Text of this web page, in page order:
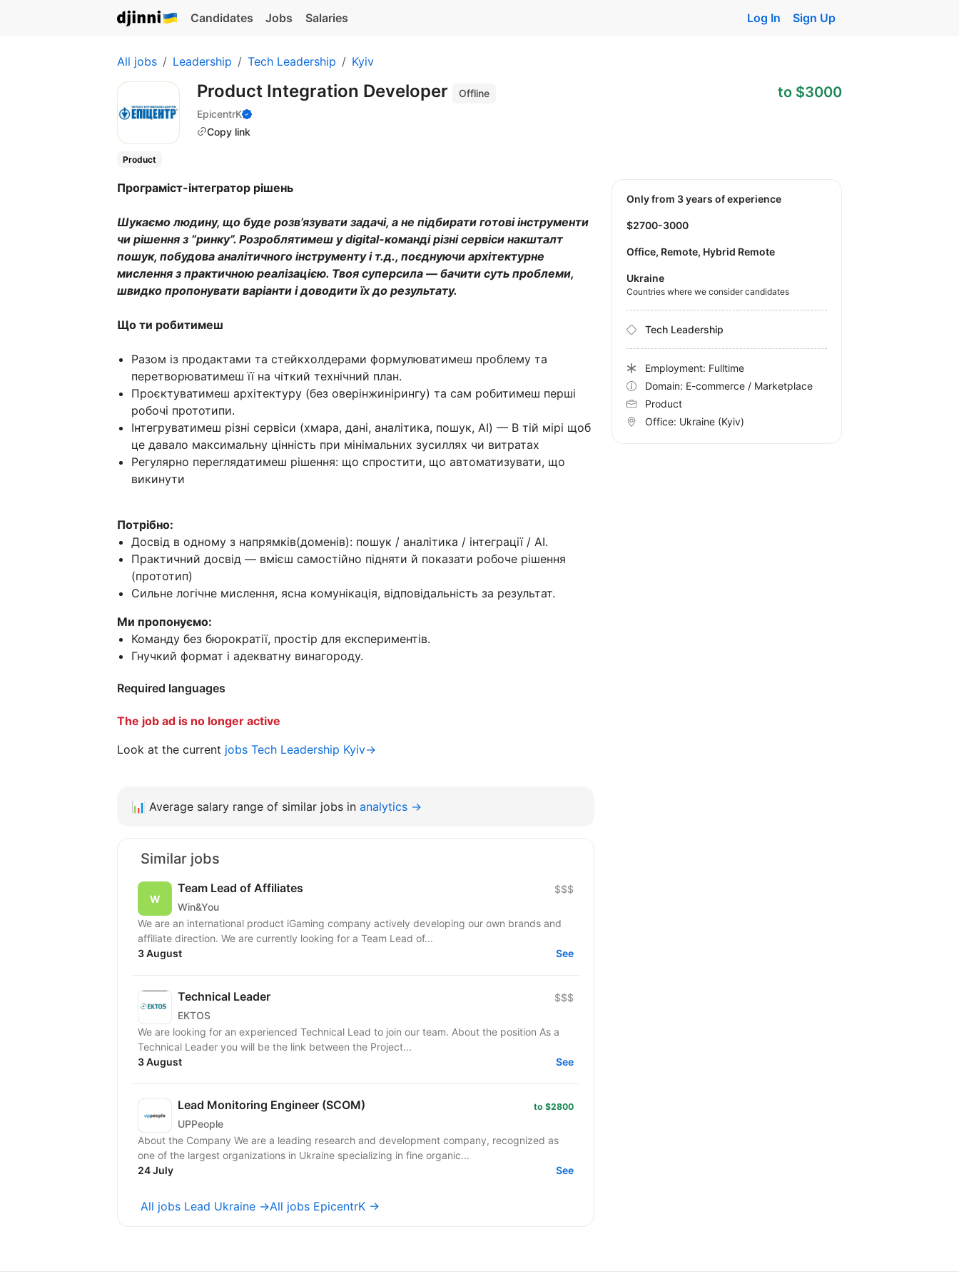
Candidates Jobs Salaries Log In Sign Up
All jobs Leadership Tech Leadership Kyiv
Product Integration Developer
Offline
EpicentrK
Copy link
to $3000
Product
Програміст-інтегратор рішень
Шукаємо людину, що буде розв’язувати задачі, а не підбирати готові інструменти
чи рішення з “ринку”. Розроблятимеш у digital-команді різні сервіси накшталт
пошук, побудова аналітичного інструменту і т.д., поєднуючи архітектурне
мислення з практичною реалізацією. Твоя суперсила — бачити суть проблеми,
швидко пропонувати варіанти і доводити їх до результату.
Що ти робитимеш
Разом із продактами та стейкхолдерами формулюватимеш проблему та
перетворюватимеш її на чіткий технічний план.
Проєктуватимеш архітектуру (без оверінжинірингу) та сам робитимеш перші
робочі прототипи.
Інтегруватимеш різні сервіси (хмара, дані, аналітика, пошук, AI) — В тій мірі щоб
це давало максимальну цінність при мінімальних зусиллях чи витратах
Регулярно переглядатимеш рішення: що спростити, що автоматизувати, що
викинути
Потрібно:
Досвід в одному з напрямків(доменів): пошук / аналітика / інтеграції / AI.
Практичний досвід — вмієш самостійно підняти й показати робоче рішення
(прототип)
Сильне логічне мислення, ясна комунікація, відповідальність за результат.
Ми пропонуємо:
Команду без бюрократії, простір для експериментів.
Гнучкий формат і адекватну винагороду.
Required languages
The job ad is no longer active
Look at the current jobs Tech Leadership Kyiv→
Only from 3 years of experience
$2700-3000
Office, Remote, Hybrid Remote
Ukraine
Countries where we consider candidates
Tech Leadership
Employment: Fulltime
Domain: E-commerce / Marketplace
Product
Office: Ukraine (Kyiv)
📊 Average salary range of similar jobs in analytics →
Similar jobs
Team Lead of Affiliates
Win&You
$$$
We are an international product iGaming company actively developing our own brands and
affiliate direction. We are currently looking for a Team Lead of...
3 August
See
Technical Leader
EKTOS
$$$
We are looking for an experienced Technical Lead to join our team. About the position As a
Technical Leader you will be the link between the Project...
3 August
See
Lead Monitoring Engineer (SCOM)
UPPeople
to $2800
About the Company We are a leading research and development company, recognized as
one of the largest organizations in Ukraine specializing in fine organic...
24 July
See
All jobs Lead Ukraine →All jobs EpicentrK →